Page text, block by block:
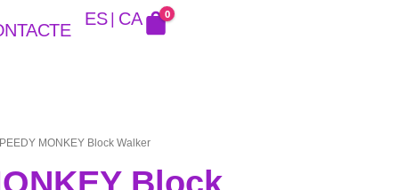
ES CA 0
MONKEY Block Walker